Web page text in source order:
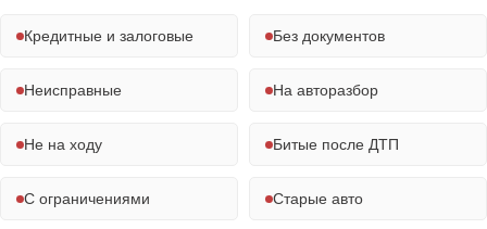
Кредитные и залоговые Без документов
Неисправные На авторазбор
Не на ходу Битые после ДТП
С ограничениями Старые авто